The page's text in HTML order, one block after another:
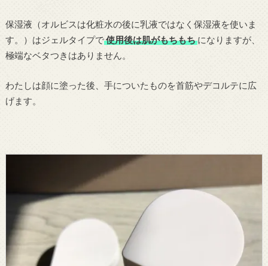
保湿液（オルビスは化粧水の後に乳液ではなく保湿液を使いま
す。）はジェルタイプで使用後は肌がもちもちになりますが、
極端なベタつきはありません。
わたしは顔に塗った後、手についたものを首筋やデコルテに広
げます。